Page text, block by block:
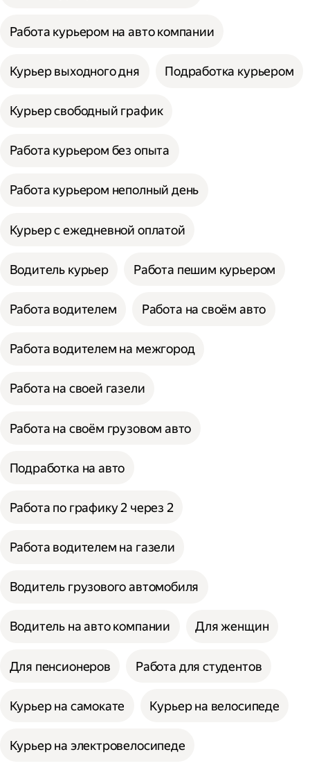
Работа курьером на авто компании
Курьер выходного дня Подработка курьером
Курьер свободный график
Работа курьером без опыта
Работа курьером неполный день
Курьер с ежедневной оплатой
Водитель курьер Работа пешим курьером
Работа водителем Работа на своём авто
Работа водителем на межгород
Работа на своей газели
Работа на своём грузовом авто
Подработка на авто
Работа по графику 2 через 2
Работа водителем на газели
Водитель грузового автомобиля
Водитель на авто компании Для женщин
Для пенсионеров Работа для студентов
Курьер на самокате Курьер на велосипеде
Курьер на электровелосипеде